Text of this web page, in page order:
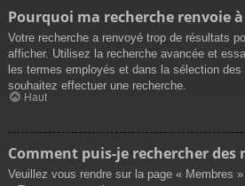
Pourquoi ma recherche renvoie
Votre recherche a renvoyé trop de résultats
afficher. Utilisez la recherche avancée et
les termes employés et dans la sélection
souhaitez effectuer une recherche.
Haut
Comment puis-je rechercher des
Veuillez vous rendre sur la page « Membres